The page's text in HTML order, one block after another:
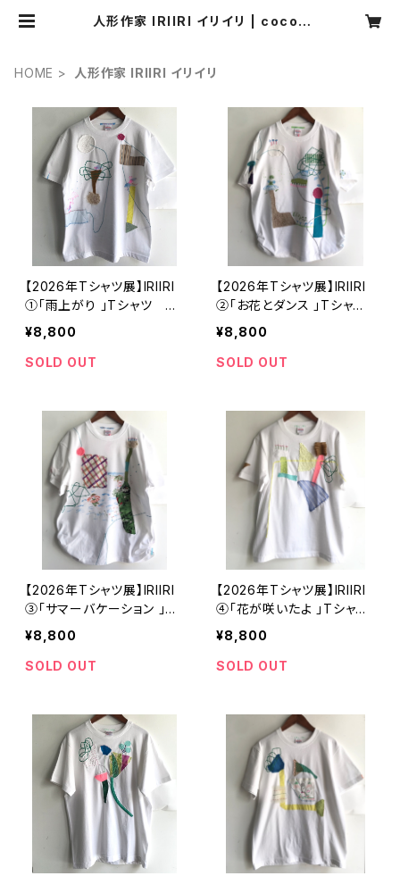
人形作家 IRIIRI イリイリ | cocoa
HOME
人形作家 IRIIRI イリイリ
【2026年Tシャツ展】IRIIRI
①「雨上がり 」Tシャツ ホ
ワイト Sサイズ【ハンドメイド
Tシャツ・作家作品】
¥8,800
SOLD OUT
【2026年Tシャツ展】IRIIRI
②「お花とダンス 」Tシャ
ツ ホワイト Mサイズ【ハン
ドメイドTシャツ・作家作品】
¥8,800
SOLD OUT
【2026年Tシャツ展】IRIIRI
③「サマーバケーション 」T
シャツ ホワイト Lサイズ
【ハンドメイドTシャツ・作家
作品】
¥8,800
SOLD OUT
【2026年Tシャツ展】IRIIRI
④「花が咲いたよ 」Tシャ
ツ ホワイト Sサイズ【ハン
ドメイドTシャツ・作家作品】
¥8,800
SOLD OUT